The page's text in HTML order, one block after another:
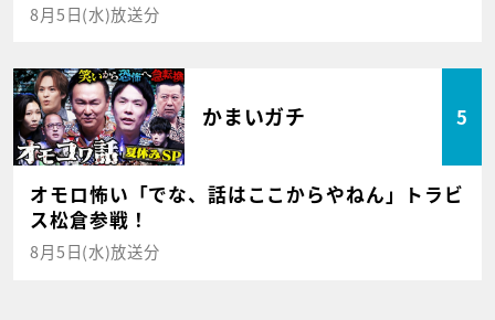
8月5日(水)放送分
かまいガチ 5
オモロ怖い「でな、話はここからやねん」トラビ
ス松倉参戦！
8月5日(水)放送分